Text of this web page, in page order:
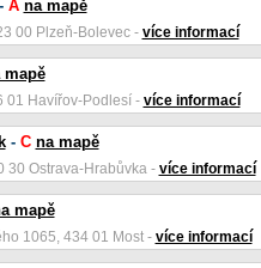
- A na mapě
00 Plzeň-Bolevec - více informací
mapě
01 Havířov-Podlesí - více informací
- C na mapě
30 Ostrava-Hrabůvka - více informací
mapě
1065, 434 01 Most - více informací